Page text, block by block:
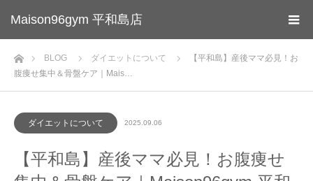
Maison96gym 平和島店
ホームBLOG ダイエットについて
【平和島】産後ママ必見！お
腹痩せ集中＆骨盤ケア｜Mais…
ダイエットについて 2025.09.06
【平和島】産後ママ必見！お腹痩せ